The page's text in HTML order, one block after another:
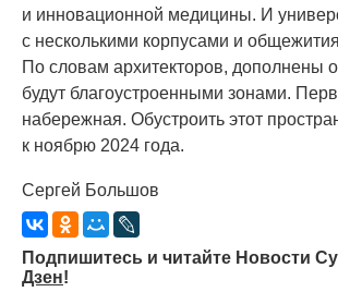
и инновационной медицины. И
с несколькими корпусами и
По словам архитекторов, дополнены
будут благоустроенными зонами.
набережная. Обустроить этот
к ноябрю 2024 года.
Сергей Большов
Подпишитесь и читайте Новости
Дзен!